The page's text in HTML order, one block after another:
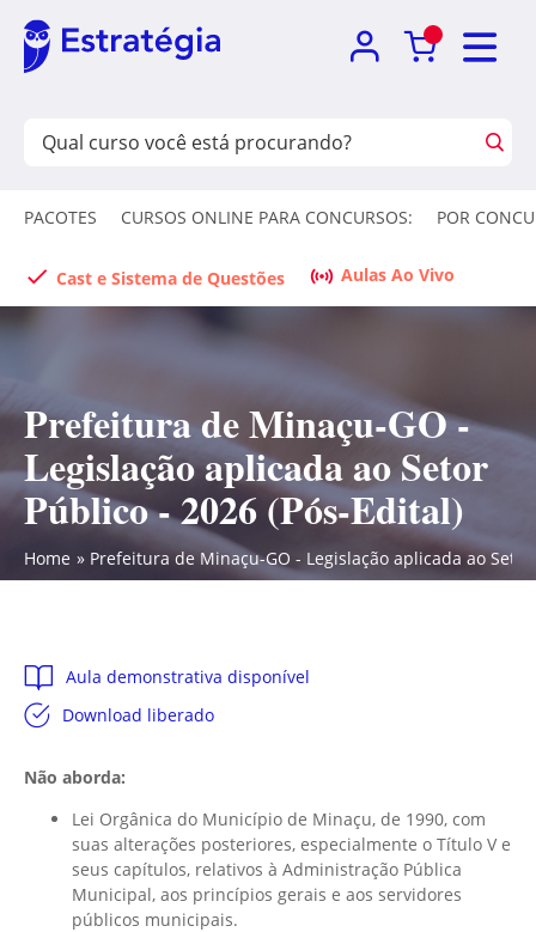
PACOTES CURSOS ONLINE PARA CONCURSOS: POR
Cast e Sistema de Questões Aulas Ao Vivo
Prefeitura de Minaçu-GO -
Legislação aplicada ao Setor
Público - 2026 (Pós-Edital)
Home Prefeitura de Minaçu-GO - Legislação aplicada ao
Aula demonstrativa disponível
Download liberado
Não aborda:
Lei Orgânica do Município de Minaçu, de 1990, com
suas alterações posteriores, especialmente o Título V e
seus capítulos, relativos à Administração Pública
Municipal, aos princípios gerais e aos servidores
públicos municipais.